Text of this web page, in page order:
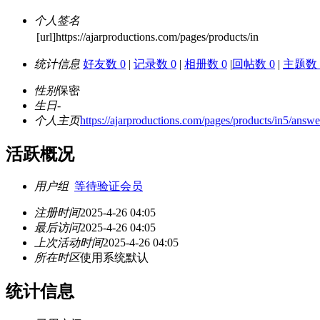
个人签名
[url]https://ajarproductions.com/pages/products/in
统计信息 好友数 0 | 记录数 0 | 相册数 0 |回帖数 0 | 主题数
性别保密
生日-
个人主页https://ajarproductions.com/pages/products/in5/
活跃概况
用户组 等待验证会员
注册时间2025-4-26 04:05
最后访问2025-4-26 04:05
上次活动时间2025-4-26 04:05
所在时区使用系统默认
统计信息